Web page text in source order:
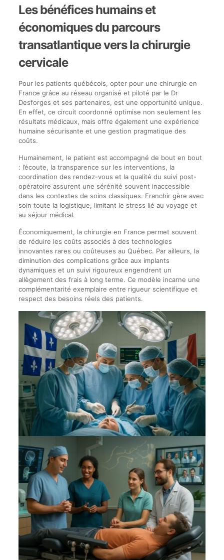
Les bénéfices humains et
économiques du parcours
transatlantique vers la chirurgie
cervicale
Pour les patients québécois, opter pour une chirurgie en
France grâce au réseau organisé et piloté par le Dr
Desforges et ses partenaires, est une opportunité unique.
En effet, ce circuit coordonné optimise non seulement les
résultats médicaux, mais offre également une expérience
humaine sécurisante et une gestion pragmatique des
coûts.
Humainement, le patient est accompagné de bout en bout
: l’écoute, la transparence sur les interventions, la
coordination des rendez-vous et la qualité du suivi post-
opératoire assurent une sérénité souvent inaccessible
dans les contextes de soins classiques. Franchir gère avec
soin toute la logistique, limitant le stress lié au voyage et
au séjour médical.
Économiquement, la chirurgie en France permet souvent
de réduire les coûts associés à des technologies
innovantes rares ou coûteuses au Québec. Par ailleurs, la
diminution des complications grâce aux implants
dynamiques et un suivi rigoureux engendrent un
allègement des frais à long terme. Ce modèle incarne une
complémentarité exemplaire entre rigueur scientifique et
respect des besoins réels des patients.